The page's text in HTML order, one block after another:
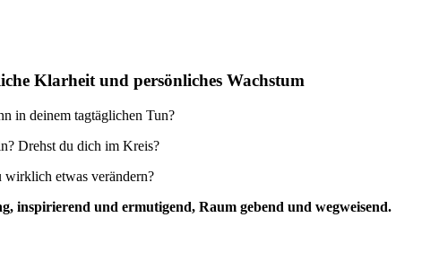
Klarheit und persönliches Wachstum
in deinem tagtäglichen Tun?
Drehst du dich im Kreis?
wirklich etwas verändern?
inspirierend und ermutigend, Raum gebend und wegweisend.